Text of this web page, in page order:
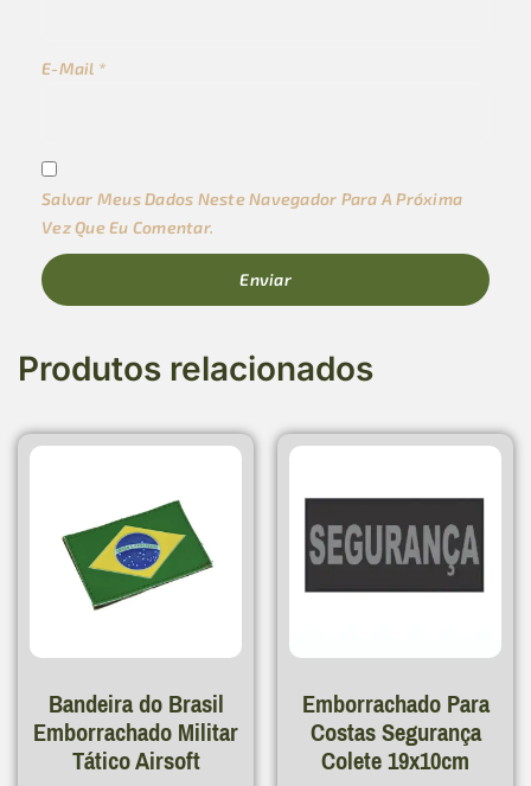
E-Mail *
Salvar Meus Dados Neste Navegador Para A Próxima
Vez Que Eu Comentar.
Produtos relacionados
Bandeira do Brasil
Emborrachado Militar
Tático Airsoft
Emborrachado Para
Costas Segurança
Colete 19x10cm